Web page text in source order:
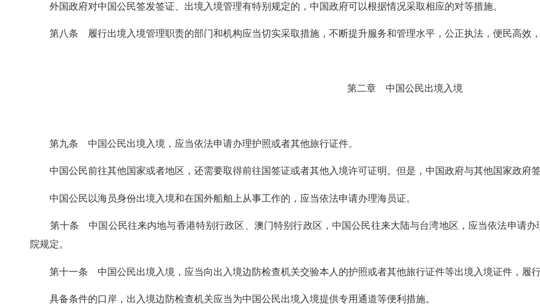
外国政府对中国公民签发签证、出境入境管理有特别规定的，中国政府可以根据情况采取相应的对等措施。
第八条 履行出境入境管理职责的部门和机构应当切实采取措施，不断提升服务和管理水平，公正执法，便民高效
第二章 中国公民出境入境
第九条 中国公民出境入境，应当依法申请办理护照或者其他旅行证件。
中国公民前往其他国家或者地区，还需要取得前往国签证或者其他入境许可证明。但是，中国政府与其他国家政府
中国公民以海员身份出境入境和在国外船舶上从事工作的，应当依法申请办理海员证。
第十条 中国公民往来内地与香港特别行政区、澳门特别行政区，中国公民往来大陆与台湾地区，应当依法申请办
院规定。
第十一条 中国公民出境入境，应当向出入境边防检查机关交验本人的护照或者其他旅行证件等出境入境证件，履
具备条件的口岸，出入境边防检查机关应当为中国公民出境入境提供专用通道等便利措施。